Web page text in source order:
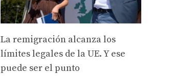
La remigración alcanza los
límites legales de la UE. Y ese
puede ser el punto